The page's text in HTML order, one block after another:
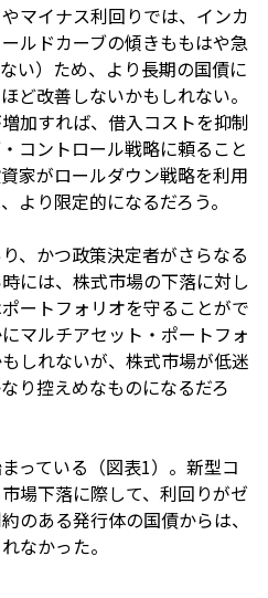
マイナス利回りでは、インカ
ルドカーブの傾きももはや急
い）ため、より長期の国債に
ど改善しないかもしれない。
加すれば、借入コストを抑制
コントロール戦略に頼ること
家がロールダウン戦略を利用
より限定的になるだろう。
、かつ政策決定者がさらなる
には、株式市場の下落に対し
ートフォリオを守ることがで
マルチアセット・ポートフォ
しれないが、株式市場が低迷
り控えめなものになるだろ
っている（図表1）。新型コ
場下落に際して、利回りがゼ
のある発行体の国債からは、
なかった。